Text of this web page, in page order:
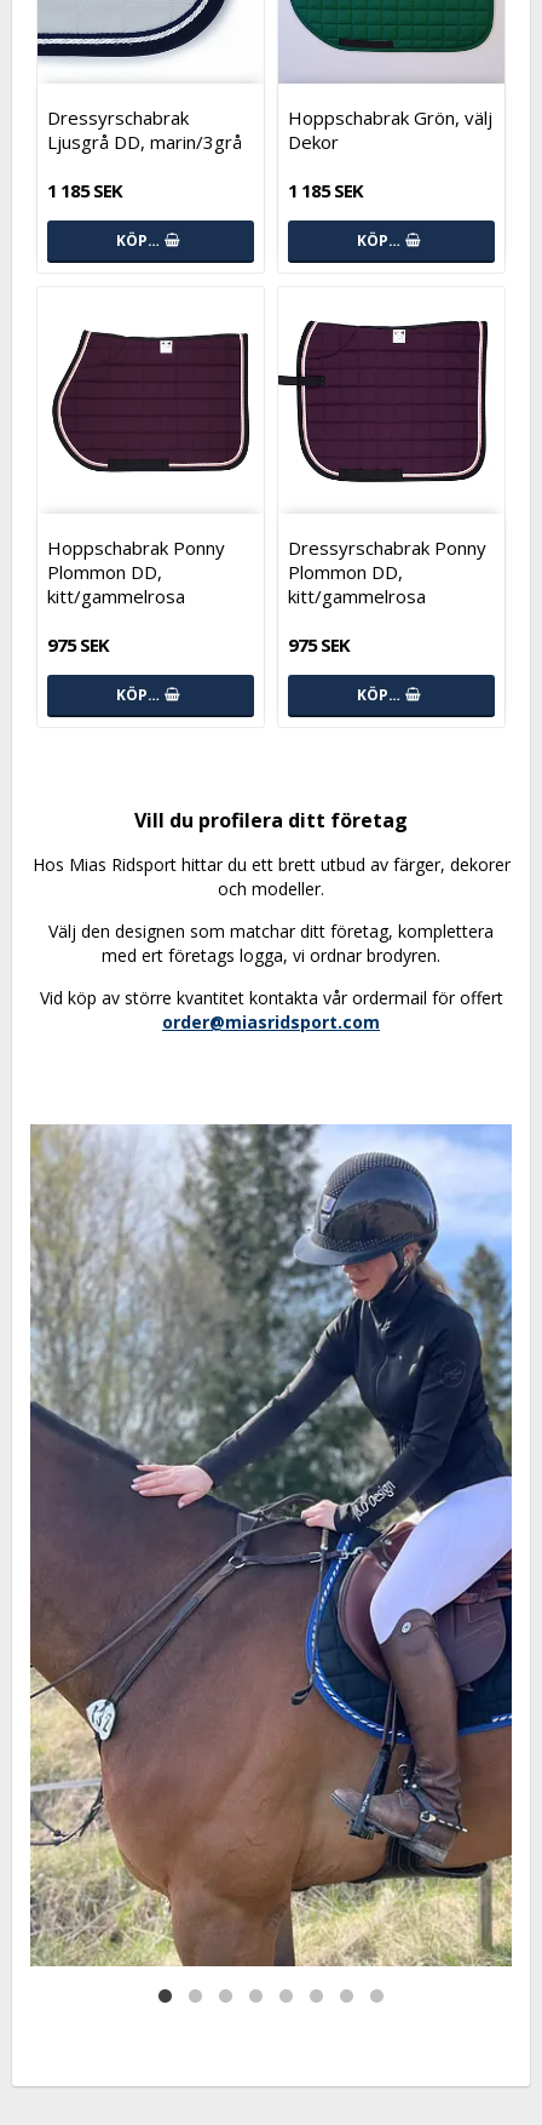
Dressyrschabrak
Ljusgrå DD, marin/3grå
1 185 SEK
KÖP…
Hoppschabrak Grön, välj
Dekor
1 185 SEK
KÖP…
Hoppschabrak Ponny
Plommon DD,
kitt/gammelrosa
975 SEK
KÖP…
Dressyrschabrak Ponny
Plommon DD,
kitt/gammelrosa
975 SEK
KÖP…
Vill du profilera ditt företag
Hos Mias Ridsport hittar du ett brett utbud av färger, dekorer
och modeller.
Välj den designen som matchar ditt företag, komplettera
med ert företags logga, vi ordnar brodyren.
Vid köp av större kvantitet kontakta vår ordermail för offert
order@miasridsport.com